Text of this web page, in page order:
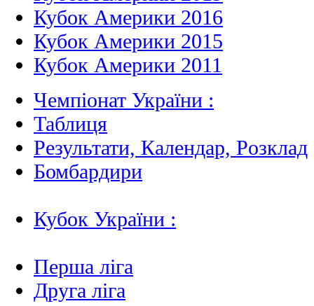
Кубок Америки 2016
Кубок Америки 2015
Кубок Америки 2011
Чемпіонат України :
Таблиця
Результати, Календар, Poзклад
Бомбардири
Кубок України :
Перша ліга
Друга ліга